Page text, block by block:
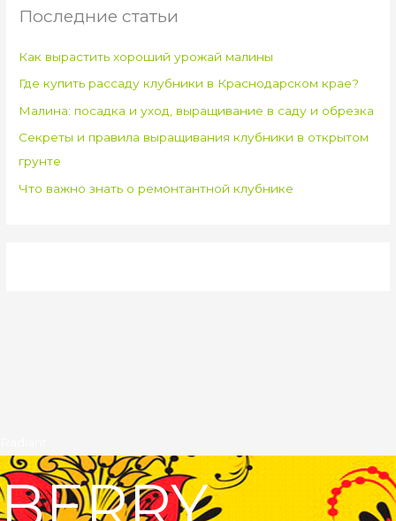
Последние статьи
Как вырастить хороший урожай малины
Где купить рассаду клубники в Краснодарском крае?
Малина: посадка и уход, выращивание в саду и обрезка
Секреты и правила выращивания клубники в открытом
грунте
Что важно знать о ремонтантной клубнике
BERRY